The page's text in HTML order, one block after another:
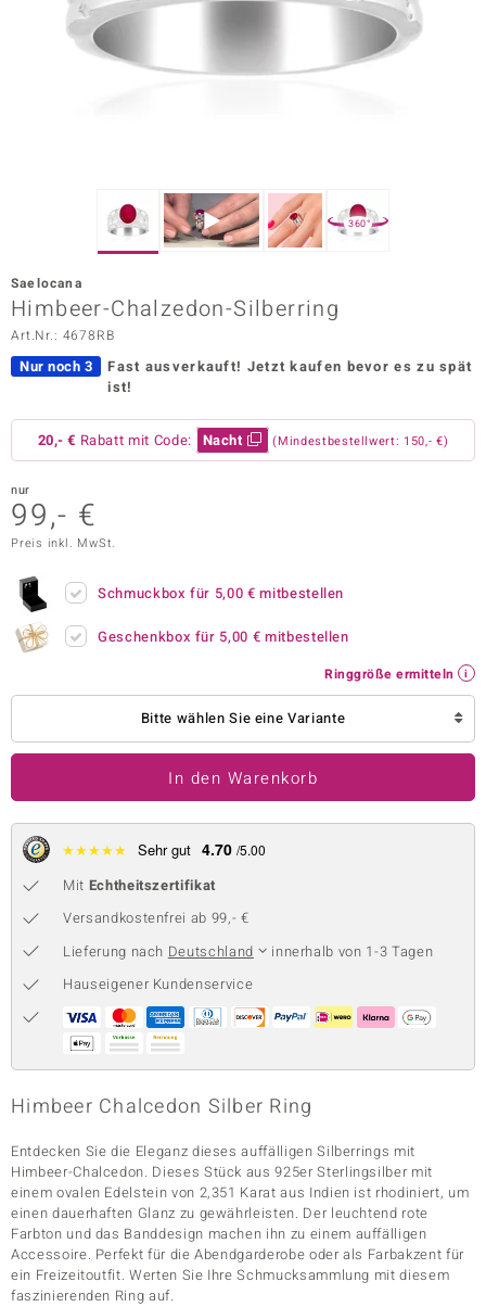
Vogue
Paraíso
Collection
BY DE MELO
Collection
Classics
360°
Saelocana
Himbeer-Chalzedon-Silberring
Art.Nr.: 4678RB
Nur noch 3 Fast ausverkauft! Jetzt kaufen bevor es zu spät
ist!
20,- € Rabatt mit Code: Nacht (Mindestbestellwert: 150,- €)
nur
99,- €
Preis inkl. MwSt.
Schmuckbox für 5,00 € mitbestellen
Geschenkbox für 5,00 € mitbestellen
Ringgröße ermitteln
Bitte wählen Sie eine Variante
In den Warenkorb
★★★★★ Sehr gut 4.70 /5.00
Mit Echtheitszertifikat
Versandkostenfrei ab 99,- €
Lieferung nach Deutschland
innerhalb von 1-3 Tagen
Hauseigener Kundenservice
Himbeer Chalcedon Silber Ring
Entdecken Sie die Eleganz dieses auffälligen Silberrings mit
Himbeer-Chalcedon. Dieses Stück aus 925er Sterlingsilber mit
einem ovalen Edelstein von 2,351 Karat aus Indien ist rhodiniert, um
einen dauerhaften Glanz zu gewährleisten. Der leuchtend rote
Farbton und das Banddesign machen ihn zu einem auffälligen
Accessoire. Perfekt für die Abendgarderobe oder als Farbakzent für
ein Freizeitoutfit. Werten Sie Ihre Schmucksammlung mit diesem
faszinierenden Ring auf.